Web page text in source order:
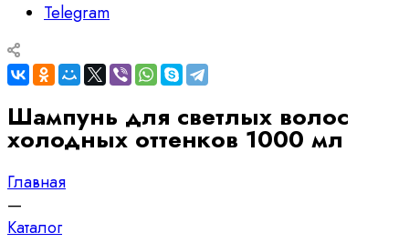
Telegram
Шампунь для светлых волос
холодных оттенков 1000 мл
Главная
—
Каталог